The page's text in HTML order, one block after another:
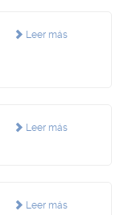
Leer más
Leer más
Leer más